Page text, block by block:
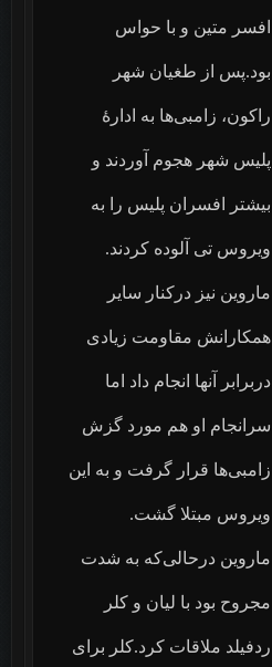
افسر متین و با حواس
بود.پس از طغیان شهر
راکون، زامبی‌ها به ادارهٔ
پلیس شهر هجوم آوردند و
بیشتر افسران پلیس را به
ویروس تی آلوده کردند.
ماروین نیز درکنار سایر
همکارانش مقاومت زیادی
دربرابر آنها انجام داد اما
سرانجام او هم مورد گزش
زامبی‌ها قرار گرفت و به این
ویروس مبتلا گشت.
ماروین درحالی‌که به شدت
مجروح بود با لیان و کلر
ردفیلد ملاقات کرد.کلر برای